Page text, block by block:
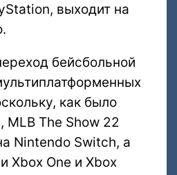
выходит на
бейсбольной
как было
MLB The Show 22
Nintendo Switch, а
Xbox One и Xbox